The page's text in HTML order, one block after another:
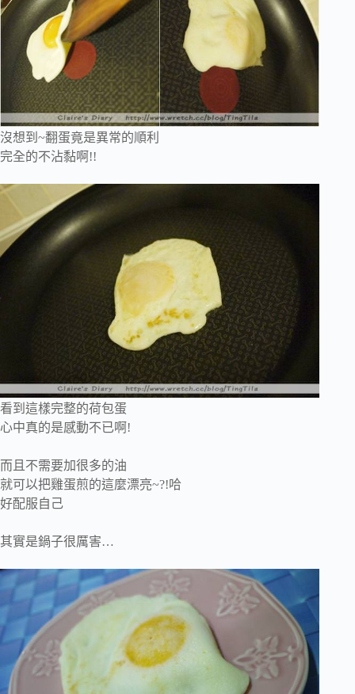
沒想到~翻蛋竟是異常的順利
完全的不沾黏啊!!
看到這樣完整的荷包蛋
心中真的是感動不已啊!
而且不需要加很多的油
就可以把雞蛋煎的這麼漂亮~?!哈
好配服自己
其實是鍋子很厲害…